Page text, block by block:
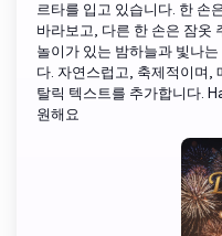
르타를 입고 있습니다. 한 손
바라보고, 다른 한 손은 잠옷
놀이가 있는 밤하늘과 빛나
다. 자연스럽고, 축제적이며,
탈릭 텍스트를 추가합니다.
원해요